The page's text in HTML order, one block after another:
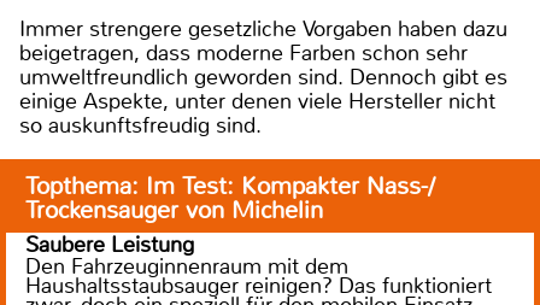
Immer strengere gesetzliche Vorgaben haben dazu
beigetragen, dass moderne Farben schon sehr
umweltfreundlich geworden sind. Dennoch gibt es
einige Aspekte, unter denen viele Hersteller nicht
so auskunftsfreudig sind.
Topthema: Im Test: Kompakter Nass-/
Trockensauger von Michelin
Saubere Leistung
Den Fahrzeuginnenraum mit dem
Haushaltsstaubsauger reinigen? Das funktioniert